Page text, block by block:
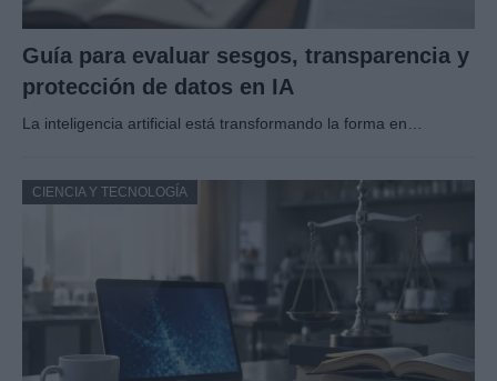
Guía para evaluar sesgos, transparencia y
protección de datos en IA
La inteligencia artificial está transformando la forma en…
CIENCIA Y TECNOLOGÍA